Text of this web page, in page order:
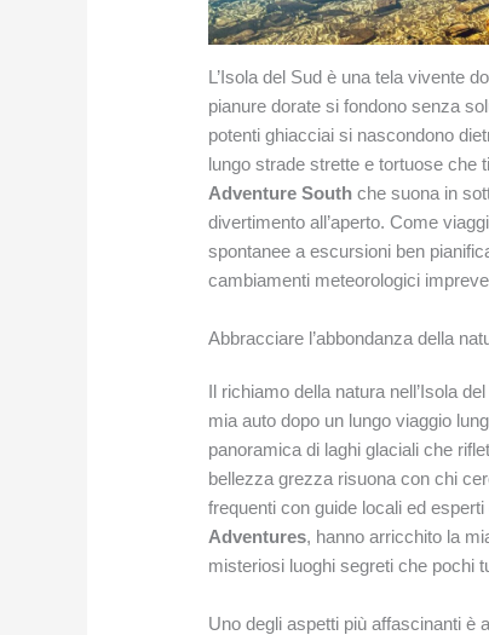
L’Isola del Sud è una tela vivente
pianure dorate si fondono senza
potenti ghiacciai si nascondono
lungo strade strette e tortuose che
Adventure South che suona in
divertimento all’aperto. Come
spontanee a escursioni ben
cambiamenti meteorologici
Abbracciare l’abbondanza della
Il richiamo della natura nell’Isola
mia auto dopo un lungo viaggio
panoramica di laghi glaciali che
bellezza grezza risuona con chi
frequenti con guide locali ed
Adventures, hanno arricchito la
misteriosi luoghi segreti che pochi
Uno degli aspetti più affascinanti è